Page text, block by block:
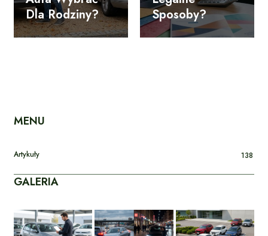
Dla Rodziny?
Sposoby?
MENU
Artykuły 138
GALERIA